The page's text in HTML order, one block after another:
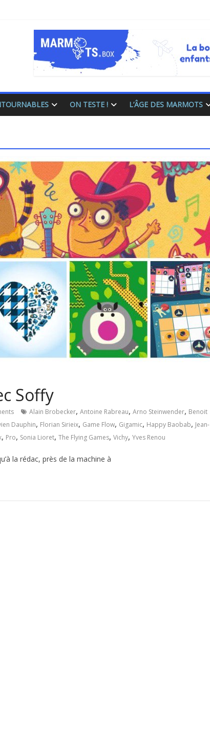
ON TESTE ! L’ÂGE DES MARMOTS
Soffy
Alain Brobecker, Antoine Rabreau, Arno Steinwender, Benoit
Dauphin, Florian Sirieix, Game Flow, Gigamic, Happy Baobab, Jean-
, Pro, Sonia Lioret, The Flying Games, Vichy, Yves Renou
la rédac, près de la machine à